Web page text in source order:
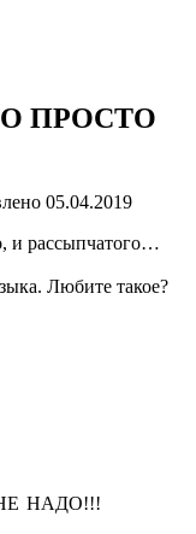
ПРОСТО
05.04.2019
и рассыпчатого…
Любите такое?
НАДО!!!